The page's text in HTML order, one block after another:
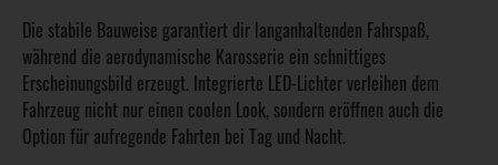
Die stabile Bauweise garantiert dir langanhaltenden Fahrspaß,
während die aerodynamische Karosserie ein schnittiges
Erscheinungsbild erzeugt. Integrierte LED-Lichter verleihen dem
Fahrzeug nicht nur einen coolen Look, sondern eröffnen auch die
Option für aufregende Fahrten bei Tag und Nacht.